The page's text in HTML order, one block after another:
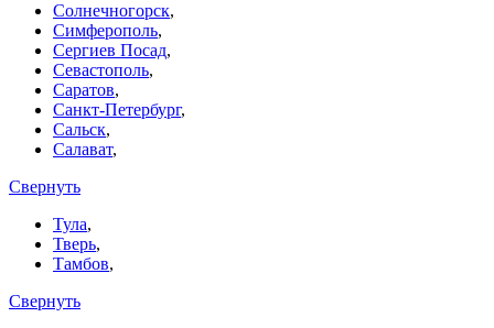
Солнечногорск,
Симферополь,
Сергиев Посад,
Севастополь,
Саратов,
Санкт-Петербург,
Сальск,
Салават,
Свернуть
Тула,
Тверь,
Тамбов,
Свернуть